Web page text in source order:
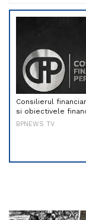
Consilierul
si obiectivele
BPNEWS TV